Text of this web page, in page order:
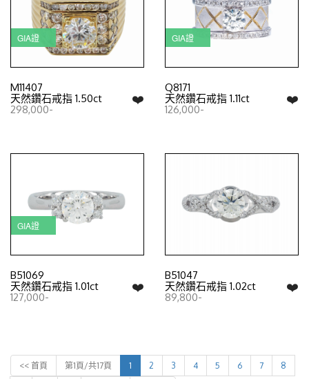
GIA證
M11407
❤️
天然鑽石戒指 1.50ct
298,000-
GIA證
Q8171
❤️
天然鑽石戒指 1.11ct
126,000-
GIA證
B51069
❤️
天然鑽石戒指 1.01ct
127,000-
B51047
❤️
天然鑽石戒指 1.02ct
89,800-
<< 首頁 第1頁/共17頁 1 2 3 4 5 6 7 8